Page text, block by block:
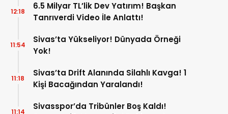
6.5 Milyar TL’lik Dev Yatırım! Başkan
Tanrıverdi Video İle Anlattı!
12:18
Sivas’ta Yükseliyor! Dünyada Örneği
Yok!
11:54
Sivas’ta Drift Alanında Silahlı Kavga! 1
Kişi Bacağından Yaralandı!
11:18
Sivasspor’da Tribünler Boş Kaldı!
11:14